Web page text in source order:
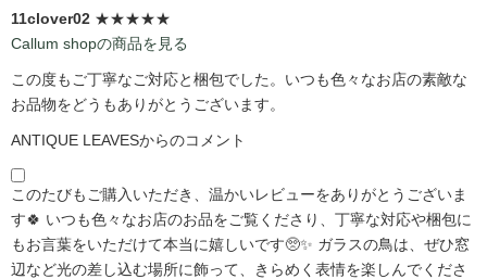
11clover02 ★★★★★
Callum shopの商品を見る
この度もご丁寧なご対応と梱包でした。いつも色々なお店の素敵な
お品物をどうもありがとうございます。
ANTIQUE LEAVESからのコメント
このたびもご購入いただき、温かいレビューをありがとうございま
す🍀 いつも色々なお店のお品をご覧くださり、丁寧な対応や梱包に
もお言葉をいただけて本当に嬉しいです🥺✨ ガラスの鳥は、ぜひ窓
辺など光の差し込む場所に飾って、きらめく表情を楽しんでくださ